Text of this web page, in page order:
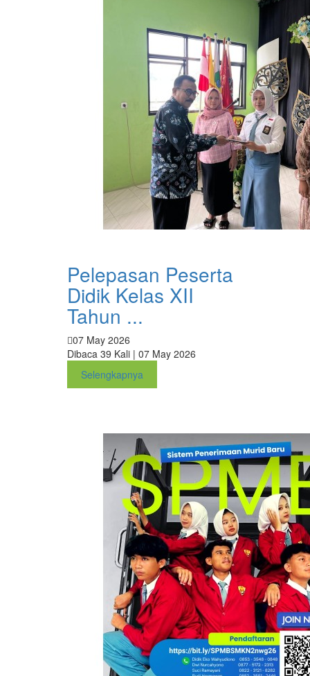
Pelepasan Peserta
Didik Kelas XII
Tahun ...
07 May 2026
Dibaca 39 Kali | 07 May 2026
Selengkapnya